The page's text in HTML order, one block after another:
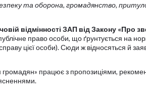
та оборона, громадянство,
відмінності ЗАП від Закону «Про
право особи, що ґрунтується на
цієї особи). Сюди ж відносяться й
громадян» працює з пропозиціями,